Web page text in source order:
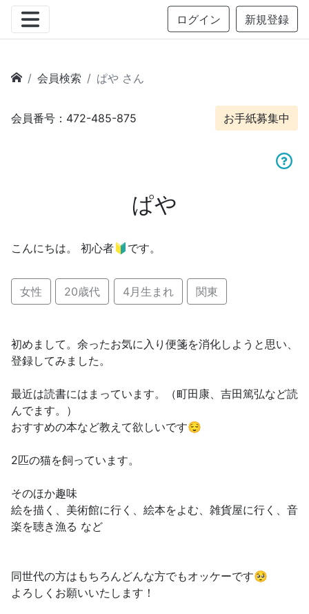
ログイン 新規登録
会員検索 ぱや さん
会員番号：472-485-875 お手紙募集中
ぱや
こんにちは。 初心者🔰です。
女性 20歳代 4月生まれ 関東
初めまして。余ったお気に入り便箋を消化しようと思い、
登録してみました。
最近は読書にはまっています。（町田康、吉田篤弘など読
んでます。）
おすすめの本など教えて欲しいです😌
2匹の猫を飼っています。
そのほか趣味
絵を描く、美術館に行く、絵本をよむ、雑貨屋に行く、音
楽を聴き漁る など
同世代の方はもちろんどんな方でもオッケーです🥺
よろしくお願いいたします！